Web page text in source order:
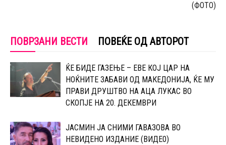
(ФОТО)
ПОВРЗАНИ ВЕСТИ ПОВЕЌЕ ОД АВТОРОТ
ЌЕ БИДЕ ГАЗЕЊЕ – ЕВЕ КОЈ ЦАР НА
НОЌНИТЕ ЗАБАВИ ОД МАКЕДОНИЈА, ЌЕ МУ
ПРАВИ ДРУШТВО НА АЦА ЛУКАС ВО
СКОПЈЕ НА 20. ДЕКЕМВРИ
ЈАСМИН ЈА СНИМИ ГАВАЗОВА ВО
НЕВИДЕНО ИЗДАНИЕ (ВИДЕ0)